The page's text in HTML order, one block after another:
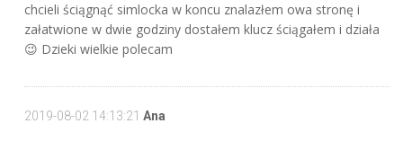
chcieli ściągnąć simlocka w koncu znalazłem owa stronę i
załatwione w dwie godziny dostałem klucz ściągałem i działa
😉 Dzieki wielkie polecam
2019-08-02 14:13:21 Ana